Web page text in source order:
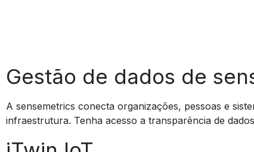
Gestão de dados de
A sensemetrics conecta organizações, pessoas e
infraestrutura. Tenha acesso a transparência de